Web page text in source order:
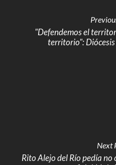
"Defendemos el
territorio":
Next
Rito Alejo del Río pedía